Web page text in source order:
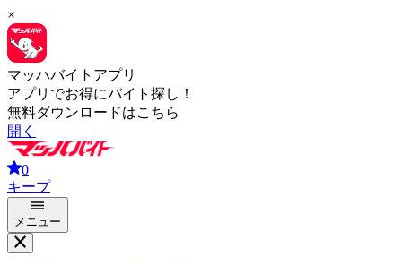
×
マッハバイトアプリ
アプリでお得にバイト探し！
無料ダウンロードはこちら
開く
0
キープ
メニュー